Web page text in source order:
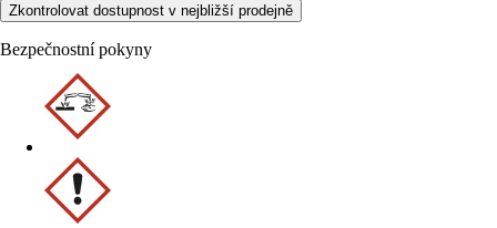
Zkontrolovat dostupnost v nejbližší prodejně
Bezpečnostní pokyny